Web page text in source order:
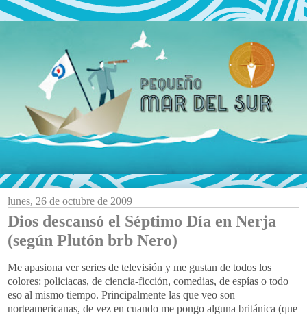
lunes, 26 de octubre de 2009
Dios descansó el Séptimo Día en Nerja
(según Plutón brb Nero)
Me apasiona ver series de televisión y me gustan de todos los
colores: policiacas, de ciencia-ficción, comedias, de espías o todo
eso al mismo tiempo. Principalmente las que veo son
norteamericanas, de vez en cuando me pongo alguna británica (que